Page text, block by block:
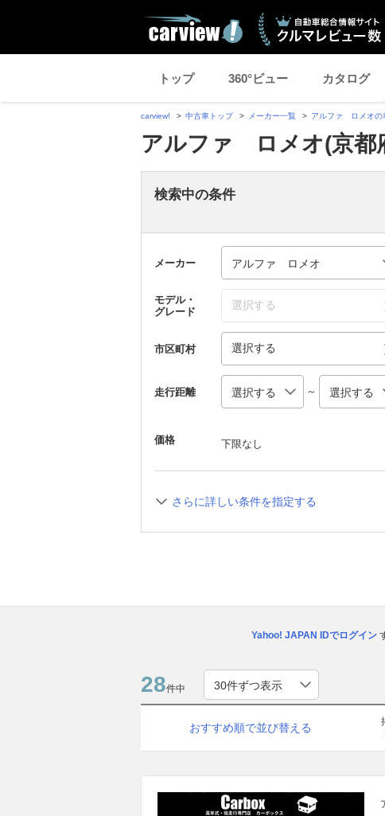
トップ 360°ビュー カタログ
carview! 中古車トップ メーカー一覧 アルファ ロメオの
アルファ ロメオ(京都
検索中の条件
メーカー
モデル・
グレード
選択する
市区町村 選択する
走行距離 ～
価格 下限なし
さらに詳しい条件を指定する
Yahoo! JAPAN IDでログイン
28件中
おすすめ順で並び替える